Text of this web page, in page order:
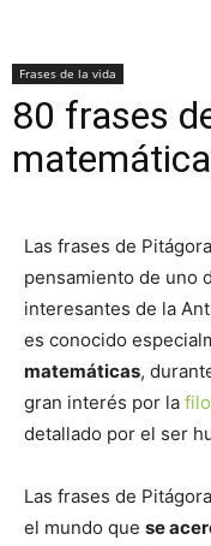
Frases de la vida
80 frases
Las frases de
pensamiento de uno
interesantes de la
es conocido
matemáticas,
gran interés por la
detallado por el ser
Las frases de
el mundo que se